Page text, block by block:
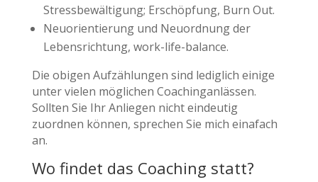
Stressbewältigung; Erschöpfung, Burn Out.
Neuorientierung und Neuordnung der
Lebensrichtung, work-life-balance.
Die obigen Aufzählungen sind lediglich einige
unter vielen möglichen Coachinganlässen.
Sollten Sie Ihr Anliegen nicht eindeutig
zuordnen können, sprechen Sie mich einafach
an.
Wo findet das Coaching statt?